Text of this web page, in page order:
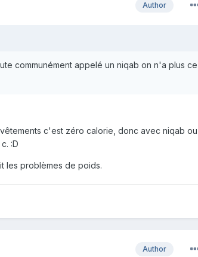
Author
communément appelé un niqab on n'a plus ce
c'est zéro calorie, donc avec niqab ou
:D
les problèmes de poids.
Author